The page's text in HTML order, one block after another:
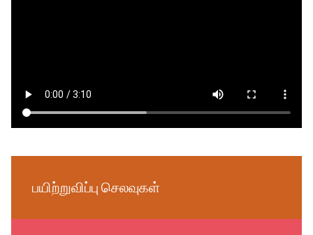
பயிற்றுவிப்பு செலவுகள்